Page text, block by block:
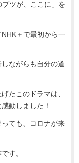
ツが、ここに」を
＋で最初から一
ながらも自分の道
たこのドラマは、
動しました！
っても、コロナが来
す。